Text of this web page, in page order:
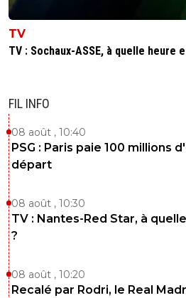
TV
TV : Sochaux-ASSE, à quelle heure
FIL INFO
08 août , 10:40
PSG : Paris paie 100 millions
départ
08 août , 10:30
TV : Nantes-Red Star, à
?
08 août , 10:20
Recalé par Rodri, le Real